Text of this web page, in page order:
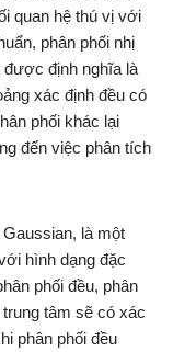
quan hệ thú vị với
phân phối nhị
được định nghĩa là
xác định đều có
phối khác lại
đến việc phân tích
là một
hình dạng đặc
phối đều, phân
tâm sẽ có xác
phân phối đều